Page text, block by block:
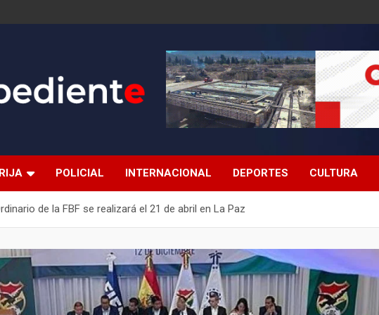
POLICIAL INTERNACIONAL DEPORTES CULTURA
de la FBF se realizará el 21 de abril en La Paz